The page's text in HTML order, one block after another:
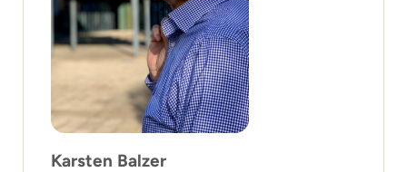
Karsten Balzer